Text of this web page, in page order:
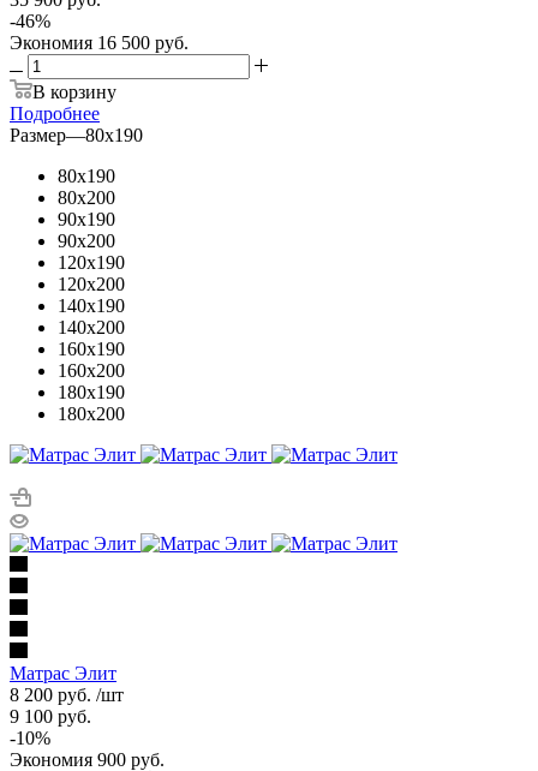
-46%
Экономия 16 500 руб.
В корзину
Подробнее
Размер—80x190
80x190
80x200
90x190
90x200
120x190
120x200
140x190
140x200
160x190
160x200
180x190
180x200
Матрас Элит
8 200 руб. /шт
9 100 руб.
-10%
Экономия 900 руб.